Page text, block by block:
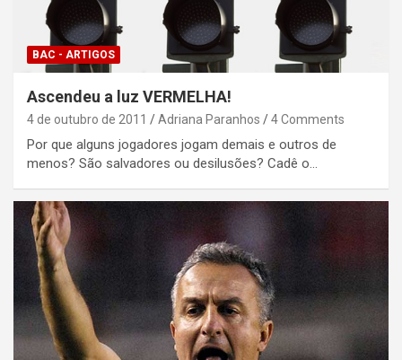
BAC - ARTIGOS
Ascendeu a luz VERMELHA!
4 de outubro de 2011 Adriana Paranhos 4 Comments
Por que alguns jogadores jogam demais e outros de
menos? São salvadores ou desilusões? Cadê o…